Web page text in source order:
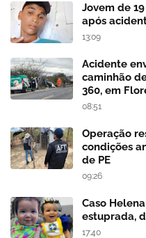
Jovem de
após
13:09
Acidente
caminhão
360, em
08:51
Operação
condições
de PE
09:26
Caso
estuprada,
17:40